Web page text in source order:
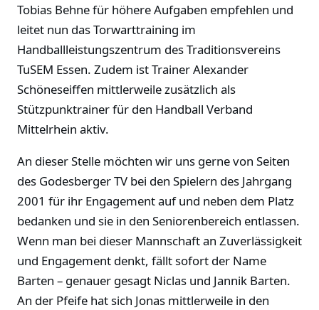
Tobias Behne für höhere Aufgaben empfehlen und
leitet nun das Torwarttraining im
Handballleistungszentrum des Traditionsvereins
TuSEM Essen. Zudem ist Trainer Alexander
Schöneseiffen mittlerweile zusätzlich als
Stützpunktrainer für den Handball Verband
Mittelrhein aktiv.
An dieser Stelle möchten wir uns gerne von Seiten
des Godesberger TV bei den Spielern des Jahrgang
2001 für ihr Engagement auf und neben dem Platz
bedanken und sie in den Seniorenbereich entlassen.
Wenn man bei dieser Mannschaft an Zuverlässigkeit
und Engagement denkt, fällt sofort der Name
Barten – genauer gesagt Niclas und Jannik Barten.
An der Pfeife hat sich Jonas mittlerweile in den